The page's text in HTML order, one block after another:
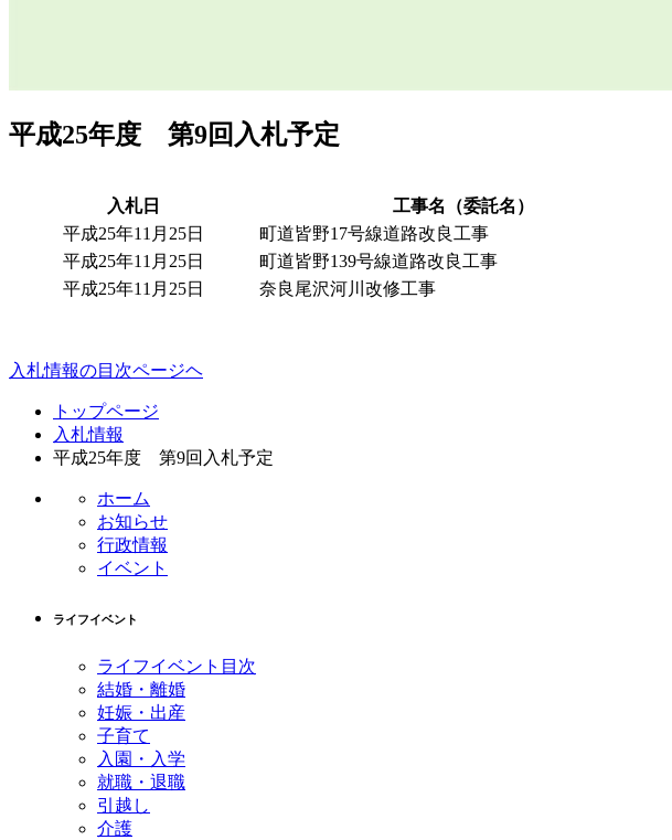
平成25年度 第9回入札予定
入札日 工事名（委託名）
平成25年11月25日
町道皆野17号線道路改良工事
平成25年11月25日
町道皆野139号線道路改良工事
平成25年11月25日
奈良尾沢河川改修工事
入札情報の目次ページヘ
トップページ
入札情報
平成25年度 第9回入札予定
ホーム
お知らせ
行政情報
イベント
ライフイベント
ライフイベント目次
結婚・離婚
妊娠・出産
子育て
入園・入学
就職・退職
引越し
介護